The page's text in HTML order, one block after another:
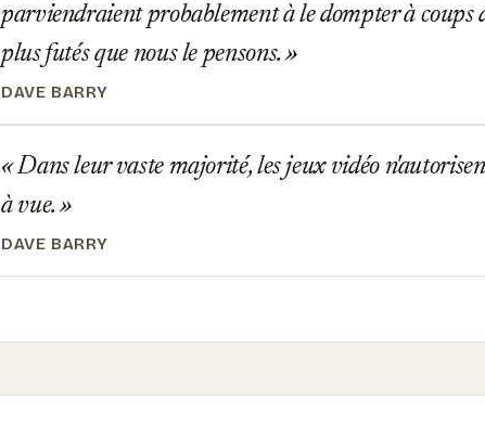
parviendraient probablement à le dompter à coups
plus futés que nous le pensons.
DAVE BARRY
Dans leur vaste majorité, les jeux vidéo
à vue.
DAVE BARRY